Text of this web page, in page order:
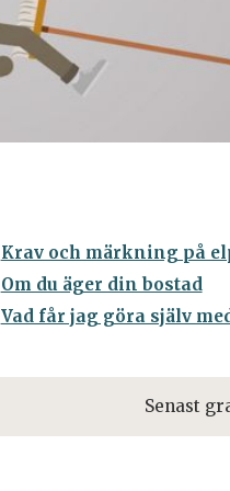
Krav och märkning på
Om du äger din bostad
Vad får jag göra själv
Senast